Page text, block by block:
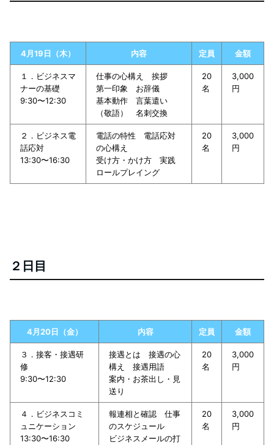
4月19日（木） 内容 定員 金額
１．ビジネスマ
ナーの基礎
9:30〜12:30
仕事の心構え 挨拶
第一印象 お辞儀
基本動作 言葉遣い
（敬語） 名刺交換
20
名
3,000
円
２．ビジネス電
話応対
13:30〜16:30
電話の特性 電話応対
の心構え
受け方・かけ方 実践
ロールプレイング
20
名
3,000
円
２日目
4月20日（金） 内容 定員 金額
３．接客・接遇研
修
9:30〜12:30
接遇とは 接遇の心
構え 接遇用語
案内・お茶出し・見
送り
20
名
3,000
円
４．ビジネスコミ
ュニケーション
13:30〜16:30
報連相と確認 仕事
のスケジュール
ビジネスメールの打
20
名
3,000
円